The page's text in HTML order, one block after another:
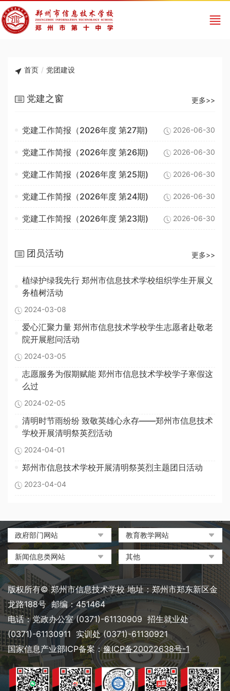
首页 / 党团建设
党建之窗 更多>>
党建工作简报（2026年度 第27期) 2026-06-30
党建工作简报（2026年度 第26期) 2026-06-30
党建工作简报（2026年度 第25期) 2026-06-30
党建工作简报（2026年度 第24期) 2026-06-30
党建工作简报（2026年度 第23期) 2026-06-30
团员活动 更多>>
植绿护绿我先行 郑州市信息技术学校组织学生开展义
务植树活动
2024-03-08
爱心汇聚力量 郑州市信息技术学校学生志愿者赴敬老
院开展慰问活动
2024-03-05
志愿服务为假期赋能 郑州市信息技术学校学子寒假这
么过
2024-02-05
清明时节雨纷纷 致敬英雄心永存——郑州市信息技术
学校开展清明祭英烈活动
2024-04-01
郑州市信息技术学校开展清明祭英烈主题团日活动
2023-04-04
政府部门网站
中国政府网
河南省人民政府
郑州市人民政府
教育教学网站
教育部政府门户网站
中国职业教育与成人教育网
河南省教育厅
河南省职业教育与成人教育
网
郑州市教育局政务网
郑州教育信息网
新闻信息类网站
环球网
凤凰网
搜狐
网易
新浪
其他
中央电化教育馆
中国教育和科研计算机网
电脑报
大象网|河南网络广播电视台
版权所有© 郑州市信息技术学校 地址：郑州市郑东新区金
龙路188号 邮编：451464
电话：党政办公室 (0371)-61130909 招生就业处
(0371)-61130911 实训处 (0371)-61130921
国家信息产业部ICP备案：豫ICP备20022638号-1